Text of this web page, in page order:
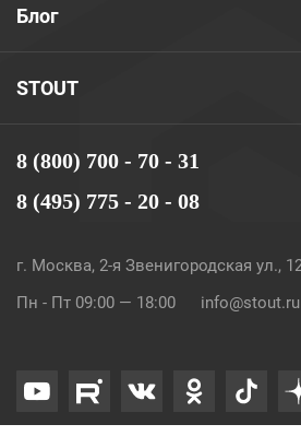
8 (800) 700 - 70 - 31
8 (495) 775 - 20 - 08
г. Москва, 2-я Звенигородская ул.,
Пн - Пт 09:00 — 18:00
info@stout.ru
STOUT
Блог